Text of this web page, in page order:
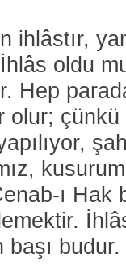
ihlâstır,
oldu
Hep
olur;
ı Hak
budur.